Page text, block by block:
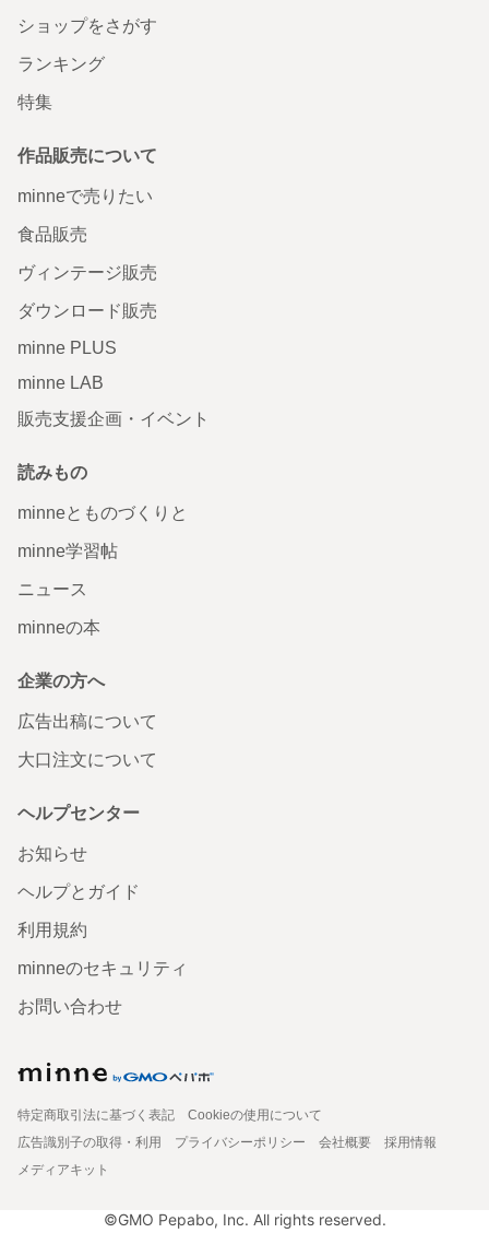
ショップをさがす
ランキング
特集
作品販売について
minneで売りたい
食品販売
ヴィンテージ販売
ダウンロード販売
minne PLUS
minne LAB
販売支援企画・イベント
読みもの
minneとものづくりと
minne学習帖
ニュース
minneの本
企業の方へ
広告出稿について
大口注文について
ヘルプセンター
お知らせ
ヘルプとガイド
利用規約
minneのセキュリティ
お問い合わせ
特定商取引法に基づく表記
Cookieの使用について
広告識別子の取得・利用
プライバシーポリシー 会社概要
採用情報
メディアキット
©GMO Pepabo, Inc. All rights reserved.